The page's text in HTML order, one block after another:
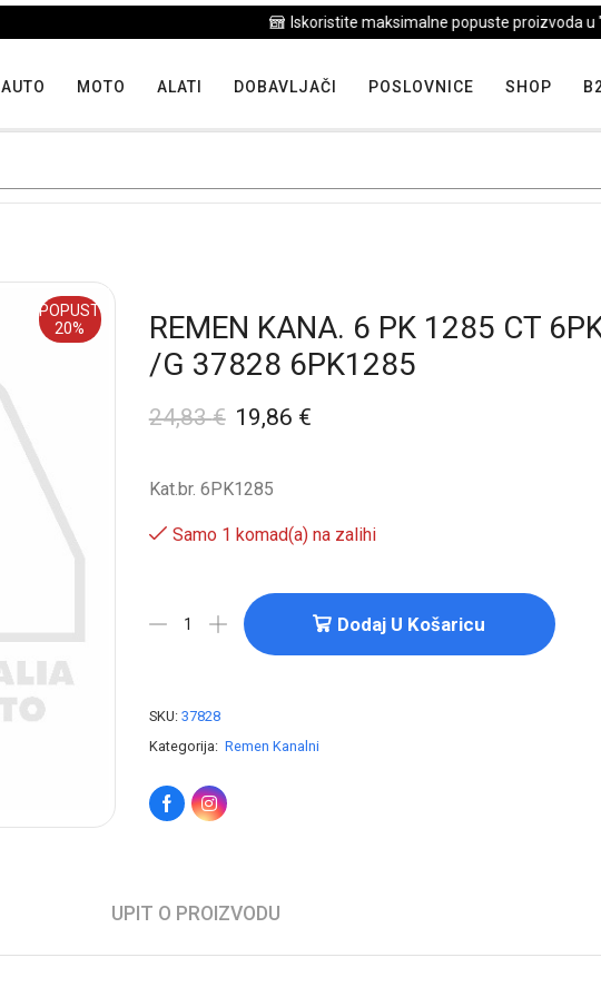
Iskoristite maksimalne popuste proizvoda u "Hit tjedna"
AUTO MOTO ALATI DOBAVLJAČI POSLOVNICE SHOP
POPUST
20%
REMEN KANA. 6 PK 1285 CT
/G 37828 6PK1285
24,83€ 19,86 €
Kat.br. 6PK1285
Samo 1 komad(a) na zalihi
Dodaj U Košaricu
SKU: 37828
Kategorija: Remen Kanalni
UPIT O PROIZVODU